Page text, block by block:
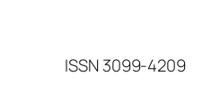
ISSN 3099-4209